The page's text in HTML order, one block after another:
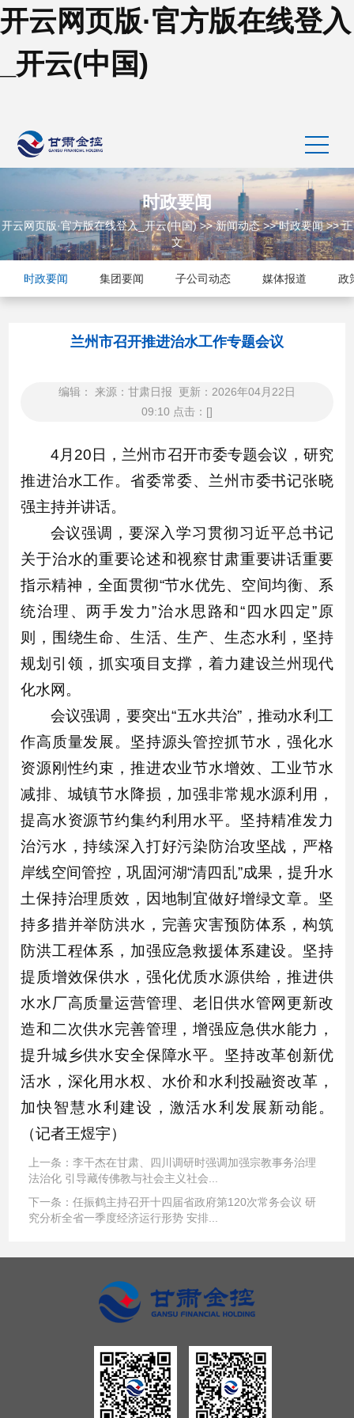
开云网页版·官方版在线登入
_开云(中国)
时政要闻
开云网页版·官方版在线登入_开云(中国)>>新闻动态>>时政要闻>> 正
文
时政要闻 集团要闻 子公司动态 媒体报道 政
兰州市召开推进治水工作专题会议
编辑： 来源：甘肃日报 更新：2026年04月22日
09:10 点击：[]
4月20日，兰州市召开市委专题会议，研究
推进治水工作。省委常委、兰州市委书记张晓
强主持并讲话。
会议强调，要深入学习贯彻习近平总书记
关于治水的重要论述和视察甘肃重要讲话重要
指示精神，全面贯彻“节水优先、空间均衡、系
统治理、两手发力”治水思路和“四水四定”原
则，围绕生命、生活、生产、生态水利，坚持
规划引领，抓实项目支撑，着力建设兰州现代
化水网。
会议强调，要突出“五水共治”，推动水利工
作高质量发展。坚持源头管控抓节水，强化水
资源刚性约束，推进农业节水增效、工业节水
减排、城镇节水降损，加强非常规水源利用，
提高水资源节约集约利用水平。坚持精准发力
治污水，持续深入打好污染防治攻坚战，严格
岸线空间管控，巩固河湖“清四乱”成果，提升水
土保持治理质效，因地制宜做好增绿文章。坚
持多措并举防洪水，完善灾害预防体系，构筑
防洪工程体系，加强应急救援体系建设。坚持
提质增效保供水，强化优质水源供给，推进供
水水厂高质量运营管理、老旧供水管网更新改
造和二次供水完善管理，增强应急供水能力，
提升城乡供水安全保障水平。坚持改革创新优
活水，深化用水权、水价和水利投融资改革，
加快智慧水利建设，激活水利发展新动能。
（记者王煜宇）
上一条：李干杰在甘肃、四川调研时强调加强宗教事务治理
法治化 引导藏传佛教与社会主义社会...
下一条：任振鹤主持召开十四届省政府第120次常务会议 研
究分析全省一季度经济运行形势 安排...